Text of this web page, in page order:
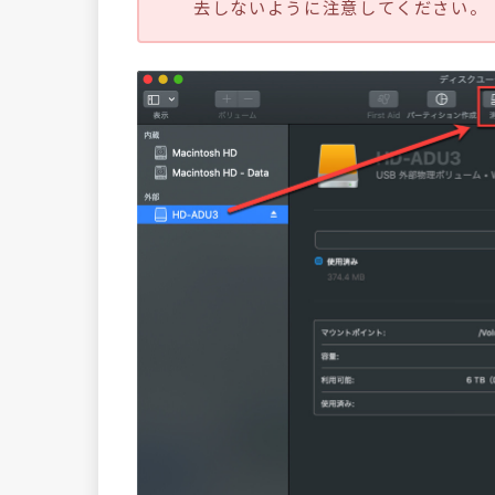
去しないように注意してください。